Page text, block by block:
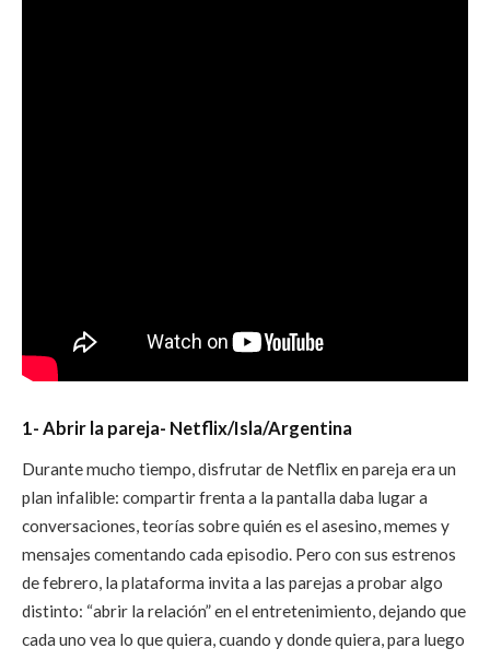
1- Abrir la pareja- Netflix/Isla/Argentina
Durante mucho tiempo, disfrutar de Netflix en pareja era un
plan infalible: compartir frenta a la pantalla daba lugar a
conversaciones, teorías sobre quién es el asesino, memes y
mensajes comentando cada episodio. Pero con sus estrenos
de febrero, la plataforma invita a las parejas a probar algo
distinto: “abrir la relación” en el entretenimiento, dejando que
cada uno vea lo que quiera, cuando y donde quiera, para luego